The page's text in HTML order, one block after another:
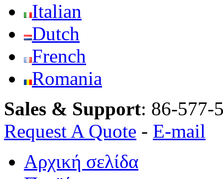
Italian
Dutch
French
Romania
Sales & Support: 86-577-
Request A Quote - E-mail
Αρχική σελίδα